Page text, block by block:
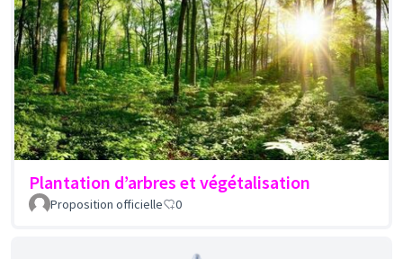
Plantation d’arbres et végétalisation
Proposition officielle 0